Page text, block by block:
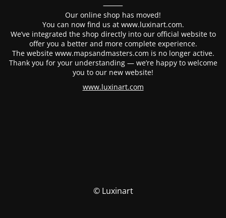
⸻
Our online shop has moved!
You can now find us at www.luxinart.com.
We’ve integrated the shop directly into our official website to
offer you a better and more complete experience.
The website www.mapsandmasters.com is no longer active.
Thank you for your understanding — we’re happy to welcome
you to our new website!
www.luxinart.com
© Luxinart